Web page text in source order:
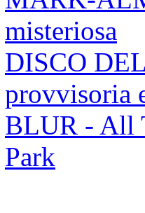
misteriosa
DISCO
provvisoria
BLUR - All
Park